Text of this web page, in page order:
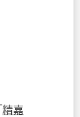
精嘉